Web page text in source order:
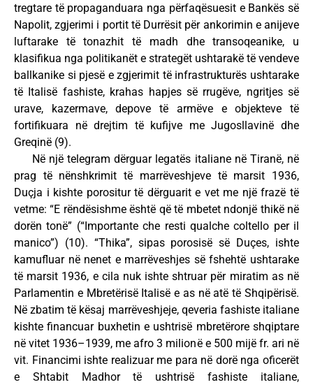
tregtare të propaganduara nga përfaqësuesit e Bankës së
Napolit, zgjerimi i portit të Durrësit për ankorimin e anijeve
luftarake të tonazhit të madh dhe transoqeanike, u
klasifikua nga politikanët e strategët ushtarakë të vendeve
ballkanike si pjesë e zgjerimit të infrastrukturës ushtarake
të Italisë fashiste, krahas hapjes së rrugëve, ngritjes së
urave, kazermave, depove të armëve e objekteve të
fortifikuara në drejtim të kufijve me Jugosllavinë dhe
Greqinë (9).
Në një telegram dërguar legatës italiane në Tiranë, në
prag të nënshkrimit të marrëveshjeve të marsit 1936,
Duçja i kishte porositur të dërguarit e vet me një frazë të
vetme: “E rëndësishme është që të mbetet ndonjë thikë në
dorën tonë” (“Importante che resti qualche coltello per il
manico”) (10). “Thika”, sipas porosisë së Duçes, ishte
kamufluar në nenet e marrëveshjes së fshehtë ushtarake
të marsit 1936, e cila nuk ishte shtruar për miratim as në
Parlamentin e Mbretërisë Italisë e as në atë të Shqipërisë.
Në zbatim të kësaj marrëveshjeje, qeveria fashiste italiane
kishte financuar buxhetin e ushtrisë mbretërore shqiptare
në vitet 1936–1939, me afro 3 milionë e 500 mijë fr. ari në
vit. Financimi ishte realizuar me para në dorë nga oficerët
e Shtabit Madhor të ushtrisë fashiste italiane,